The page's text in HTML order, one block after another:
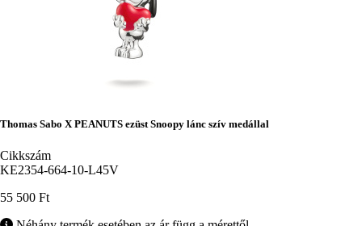
Thomas Sabo X PEANUTS ezüst Snoopy lánc szív medállal
Cikkszám
KE2354-664-10-L45V
55 500 Ft